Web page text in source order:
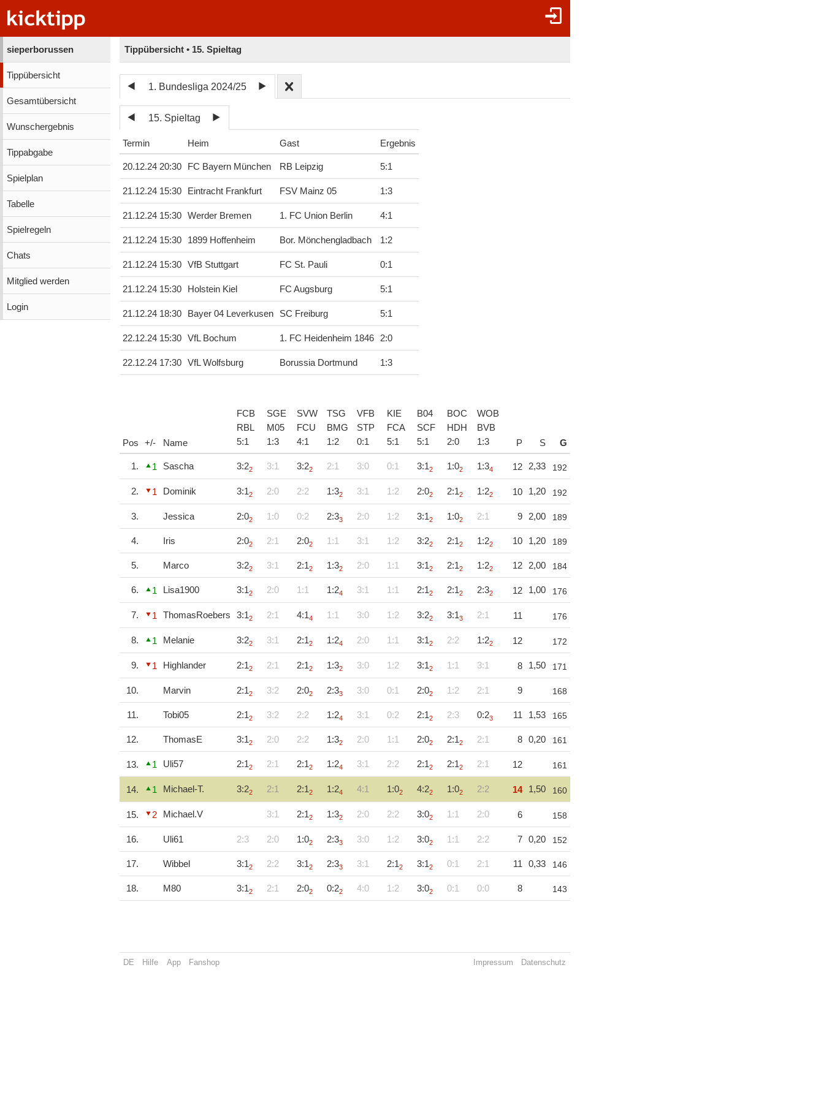
sieperborussen
Tippübersicht
Gesamtübersicht
Wunschergebnis
Tippabgabe
Spielplan
Tabelle
Spielregeln
Chats
Mitglied werden
Login
Tippübersicht • 15. Spieltag
1. Bundesliga 2024/25
15. Spieltag
Termin Heim Gast Ergebnis
20.12.24 20:30 FC Bayern München RB Leipzig 5:1
21.12.24 15:30 Eintracht Frankfurt FSV Mainz 05 1:3
21.12.24 15:30 Werder Bremen 1. FC Union Berlin 4:1
21.12.24 15:30 1899 Hoffenheim Bor. Mönchengladbach 1:2
21.12.24 15:30 VfB Stuttgart FC St. Pauli 0:1
21.12.24 15:30 Holstein Kiel FC Augsburg 5:1
21.12.24 18:30 Bayer 04 Leverkusen SC Freiburg 5:1
22.12.24 15:30 VfL Bochum 1. FC Heidenheim 1846 2:0
22.12.24 17:30 VfL Wolfsburg Borussia Dortmund 1:3
Pos +/- Name
FCB
RBL
5:1
SGE
M05
1:3
SVW
FCU
4:1
TSG
BMG
1:2
VFB
STP
0:1
KIE
FCA
5:1
B04
SCF
5:1
BOC
HDH
2:0
WOB
BVB
1:3 P S G
1. 1 Sascha 3:22 3:1 3:22 2:1 3:0 0:1 3:12 1:02 1:34 12 2,33 192
2. 1 Dominik 3:12 2:0 2:2 1:32 3:1 1:2 2:02 2:12 1:22 10 1,20 192
3. Jessica 2:02 1:0 0:2 2:33 2:0 1:2 3:12 1:02 2:1 9 2,00 189
4. Iris 2:02 2:1 2:02 1:1 3:1 1:2 3:22 2:12 1:22 10 1,20 189
5. Marco 3:22 3:1 2:12 1:32 2:0 1:1 3:12 2:12 1:22 12 2,00 184
6. 1 Lisa1900 3:12 2:0 1:1 1:24 3:1 1:1 2:12 2:12 2:32 12 1,00 176
7. 1 ThomasRoebers 3:12 2:1 4:14 1:1 3:0 1:2 3:22 3:13 2:1 11 176
8. 1 Melanie 3:22 3:1 2:12 1:24 2:0 1:1 3:12 2:2 1:22 12 172
9. 1 Highlander 2:12 2:1 2:12 1:32 3:0 1:2 3:12 1:1 3:1 8 1,50 171
10. Marvin 2:12 3:2 2:02 2:33 3:0 0:1 2:02 1:2 2:1 9 168
11. Tobi05 2:12 3:2 2:2 1:24 3:1 0:2 2:12 2:3 0:23 11 1,53 165
12. ThomasE 3:12 2:0 2:2 1:32 2:0 1:1 2:02 2:12 2:1 8 0,20 161
13. 1 Uli57 2:12 2:1 2:12 1:24 3:1 2:2 2:12 2:12 2:1 12 161
14. 1 Michael-T. 3:22 2:1 2:12 1:24 4:1 1:02 4:22 1:02 2:2 14 1,50 160
15. 2 Michael.V 3:1 2:12 1:32 2:0 2:2 3:02 1:1 2:0 6 158
16. Uli61 2:3 2:0 1:02 2:33 3:0 1:2 3:02 1:1 2:2 7 0,20 152
17. Wibbel 3:12 2:2 3:12 2:33 3:1 2:12 3:12 0:1 2:1 11 0,33 146
18. M80 3:12 2:1 2:02 0:22 4:0 1:2 3:02 0:1 0:0 8 143
DE Hilfe App Fanshop Impressum Datenschutz